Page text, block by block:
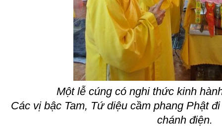
Một lễ cúng có nghi thức kinh
Các vị bậc Tam, Tứ diệu cầm phang Phật
chánh điện.